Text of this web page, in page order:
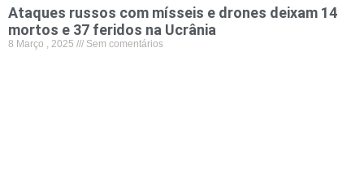
Ataques russos com mísseis e drones deixam 14
mortos e 37 feridos na Ucrânia
8 Março , 2025 Sem comentários